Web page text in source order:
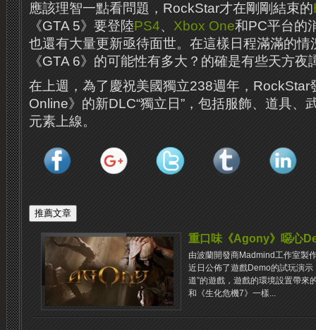
應該理智一點看問題，RockStar才在剛剛結束的
《GTA 5》要登陸PS4、 Xbox One和PC平台的
也還有大量更新亟待面世。在這樣日程滿滿的情
《GTA 6》的可能性有多大？的確是有些天方夜
在上週，為了慶祝美國獨立238週年，RockStar
Online》的新DLC“獨立日”，包括服飾、道具、
元素上線。
重口味《Agony》噁心
由波蘭開發商Madmind工作室製
近日公佈了遊戲Demo的試玩演
道”的遊戲，遊戲的環境設置帶來
和《生化危機7》一樣...